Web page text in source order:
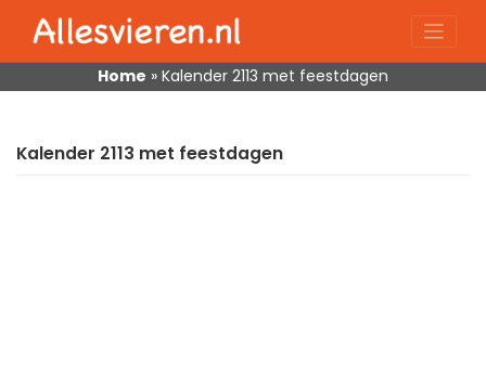
content
Home » Kalender 2113 met feestdagen
Kalender 2113 met feestdagen